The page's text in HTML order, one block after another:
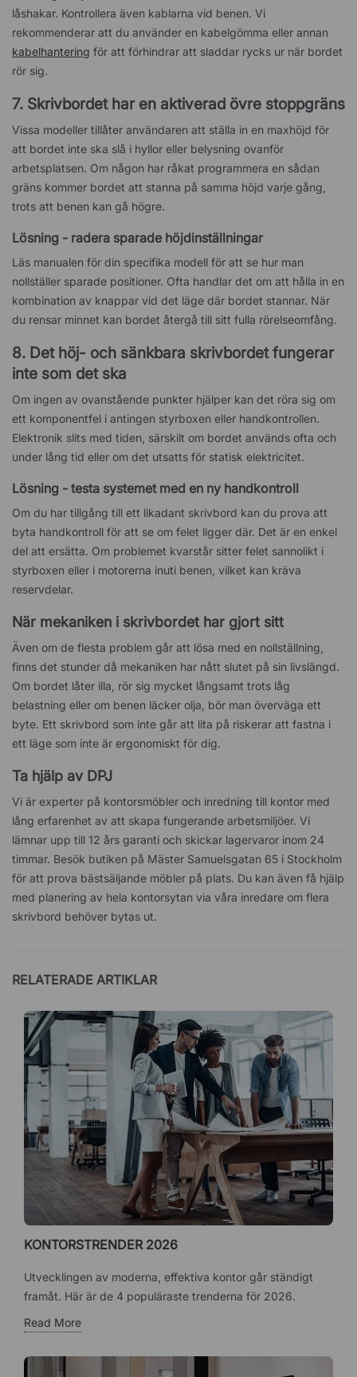
låshakar. Kontrollera även kablarna vid benen. Vi
rekommenderar att du använder en kabelgömma eller annan
kabelhantering för att förhindrar att sladdar rycks ur när bordet
rör sig.
7. Skrivbordet har en aktiverad övre stoppgräns
Vissa modeller tillåter användaren att ställa in en maxhöjd för
att bordet inte ska slå i hyllor eller belysning ovanför
arbetsplatsen. Om någon har råkat programmera en sådan
gräns kommer bordet att stanna på samma höjd varje gång,
trots att benen kan gå högre.
Lösning - radera sparade höjdinställningar
Läs manualen för din specifika modell för att se hur man
nollställer sparade positioner. Ofta handlar det om att hålla in en
kombination av knappar vid det läge där bordet stannar. När
du rensar minnet kan bordet återgå till sitt fulla rörelseomfång.
8. Det höj- och sänkbara skrivbordet fungerar
inte som det ska
Om ingen av ovanstående punkter hjälper kan det röra sig om
ett komponentfel i antingen styrboxen eller handkontrollen.
Elektronik slits med tiden, särskilt om bordet används ofta och
under lång tid eller om det utsatts för statisk elektricitet.
Lösning - testa systemet med en ny handkontroll
Om du har tillgång till ett likadant skrivbord kan du prova att
byta handkontroll för att se om felet ligger där. Det är en enkel
del att ersätta. Om problemet kvarstår sitter felet sannolikt i
styrboxen eller i motorerna inuti benen, vilket kan kräva
reservdelar.
När mekaniken i skrivbordet har gjort sitt
Även om de flesta problem går att lösa med en nollställning,
finns det stunder då mekaniken har nått slutet på sin livslängd.
Om bordet låter illa, rör sig mycket långsamt trots låg
belastning eller om benen läcker olja, bör man överväga ett
byte. Ett skrivbord som inte går att lita på riskerar att fastna i
ett läge som inte är ergonomiskt för dig.
Ta hjälp av DPJ
Vi är experter på kontorsmöbler och inredning till kontor med
lång erfarenhet av att skapa fungerande arbetsmiljöer. Vi
lämnar upp till 12 års garanti och skickar lagervaror inom 24
timmar. Besök butiken på Mäster Samuelsgatan 65 i Stockholm
för att prova bästsäljande möbler på plats. Du kan även få hjälp
med planering av hela kontorsytan via våra inredare om flera
skrivbord behöver bytas ut.
RELATERADE ARTIKLAR
KONTORSTRENDER 2026
Utvecklingen av moderna, effektiva kontor går ständigt
framåt. Här är de 4 populäraste trenderna för 2026.
Read More